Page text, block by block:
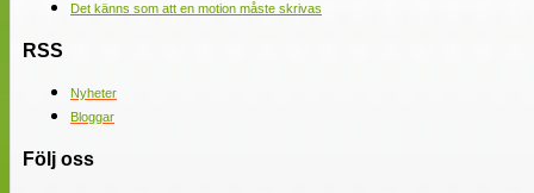
Det känns som att en motion måste skrivas
RSS
Nyheter
Bloggar
Följ oss